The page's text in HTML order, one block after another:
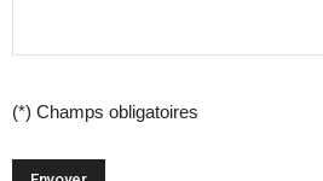
(*) Champs obligatoires